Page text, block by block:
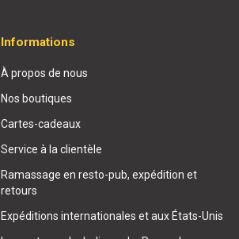
Informations
À propos de nous
Nos boutiques
Cartes-cadeaux
Service à la clientèle
Ramassage en resto-pub, expédition et
retours
Expéditions internationales et aux États-Unis